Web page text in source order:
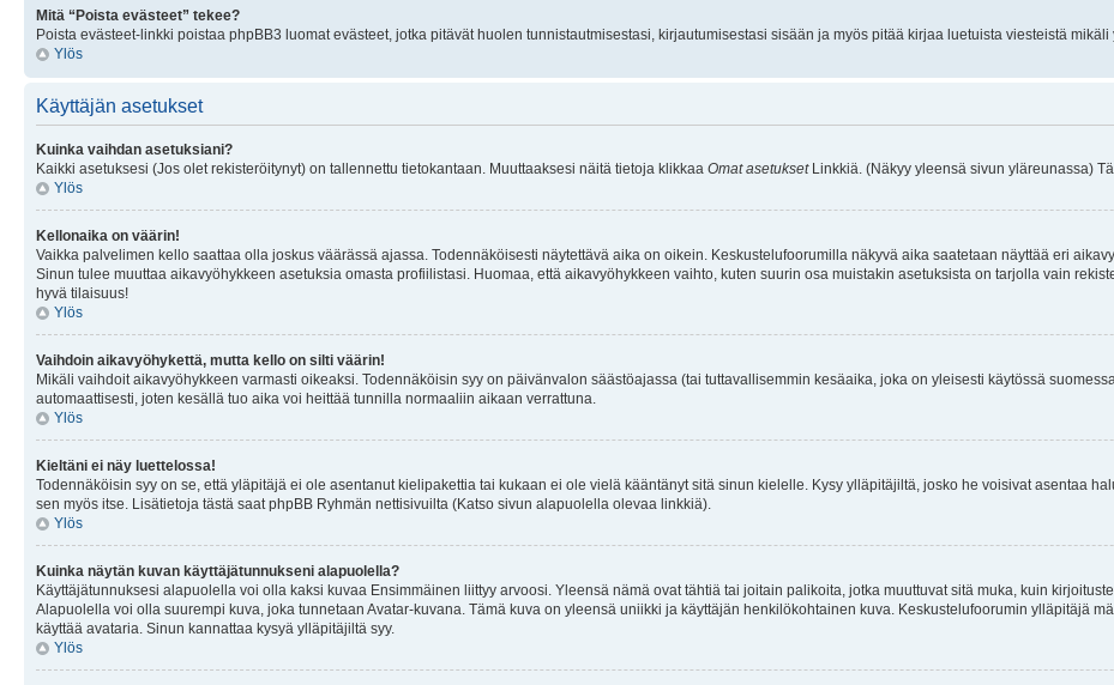
Mitä “Poista evästeet” tekee?
Poista evästeet-linkki poistaa phpBB3 luomat evästeet, jotka pitävät huolen tunnistautmisestasi, kirjautumisestasi sisään ja myös pitää kirjaa luetuista viesteistä
Ylös
Käyttäjän asetukset
Kuinka vaihdan asetuksiani?
Kaikki asetuksesi (Jos olet rekisteröitynyt) on tallennettu tietokantaan. Muuttaaksesi näitä tietoja klikkaa Omat asetuksetLinkkiä. (Näkyy yleensä sivun yläreunassa)
Ylös
Kellonaika on väärin!
Vaikka palvelimen kello saattaa olla joskus väärässä ajassa. Todennäköisesti näytettävä aika on oikein. Keskustelufoorumilla näkyvä aika saatetaan näyttää eri
Sinun tulee muuttaa aikavyöhykkeen asetuksia omasta profiilistasi. Huomaa, että aikavyöhykkeen vaihto, kuten suurin osa muistakin asetuksista on tarjolla vain
hyvä tilaisuus!
Ylös
Vaihdoin aikavyöhykettä, mutta kello on silti väärin!
Mikäli vaihdoit aikavyöhykkeen varmasti oikeaksi. Todennäköisin syy on päivänvalon säästöajassa (tai tuttavallisemmin kesäaika, joka on yleisesti käytössä
automaattisesti, joten kesällä tuo aika voi heittää tunnilla normaaliin aikaan verrattuna.
Ylös
Kieltäni ei näy luettelossa!
Todennäköisin syy on se, että yläpitäjä ei ole asentanut kielipakettia tai kukaan ei ole vielä kääntänyt sitä sinun kielelle. Kysy ylläpitäjiltä, josko he voisivat asentaa
sen myös itse. Lisätietoja tästä saat phpBB Ryhmän nettisivuilta (Katso sivun alapuolella olevaa linkkiä).
Ylös
Kuinka näytän kuvan käyttäjätunnukseni alapuolella?
Käyttäjätunnuksesi alapuolella voi olla kaksi kuvaa Ensimmäinen liittyy arvoosi. Yleensä nämä ovat tähtiä tai joitain palikoita, jotka muuttuvat sitä muka, kuin
Alapuolella voi olla suurempi kuva, joka tunnetaan Avatar-kuvana. Tämä kuva on yleensä uniikki ja käyttäjän henkilökohtainen kuva. Keskustelufoorumin ylläpitäjä
käyttää avataria. Sinun kannattaa kysyä ylläpitäjiltä syy.
Ylös